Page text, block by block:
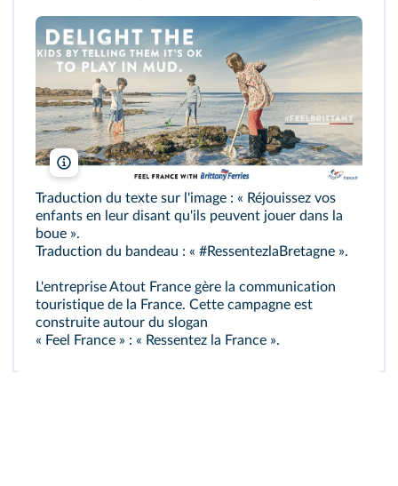
Atout France
Traduction du texte sur l'image : « Réjouissez vos
enfants en leur disant qu'ils peuvent jouer dans la
boue ».
Traduction du bandeau : « #RessentezlaBretagne ».
L'entreprise Atout France gère la communication
touristique de la France. Cette campagne est
construite autour du slogan
« Feel France » : « Ressentez la France ».